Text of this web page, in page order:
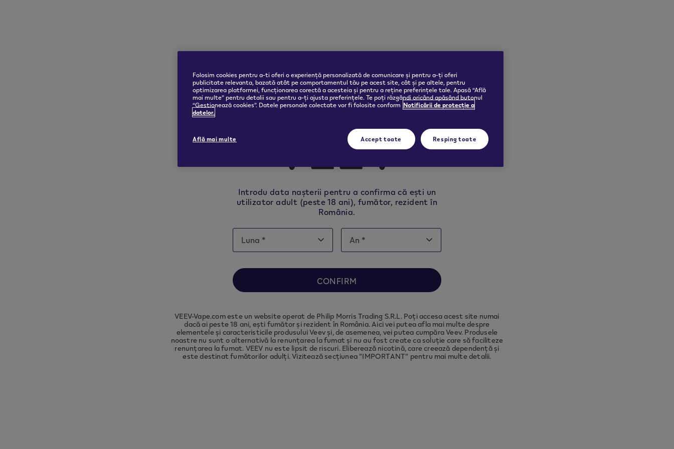
VEEV
Please note this website is intended forRomania, in order to ensure
compliance with local legal requirements we need to redirect you
to the country you are located in.
CONTINUE
Introdu data nașterii pentru a confirma că ești un
utilizator adult (peste 18 ani), fumător, rezident în
România.
Date
Luna
Luna
Luna * AnAn
An *
CONFIRM
VEEV-Vape.com este un website operat de Philip Morris Trading S.R.L. Poți accesa acest site numai
dacă ai peste 18 ani, ești fumător și rezident în România. Aici vei putea afla mai multe despre
elementele și caracteristicile produsului Veev și, de asemenea, vei putea cumpăra Veev. Produsele
noastre nu sunt o alternativă la renunțarea la fumat și nu au fost create ca soluție care să faciliteze
renunțarea la fumat. VEEV nu este lipsit de riscuri. Eliberează nicotină, care creează dependență și
este destinat fumătorilor adulți. Vizitează secțiunea ”IMPORTANT” pentru mai multe detalii.
Folosim cookies pentru a-ti oferi o experiență personalizată de comunicare și pentru a-ți oferi
publicitate relevanta, bazată atât pe comportamentul tău pe acest site, cât și pe altele, pentru
optimizarea platformei, funcționarea corectă a acesteia și pentru a reține preferințele tale. Apasă “Află
mai multe” pentru detalii sau pentru a-ți ajusta preferințele. Te poți răzgândi oricând apăsând butonul
“Gestionează cookies”. Datele personale colectate vor fi folosite conform Notificării de protecție a
datelor.
Află mai multe Accept toate Resping toate